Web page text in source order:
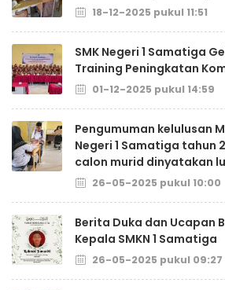
18-12-2025 pukul 11:51
SMK Negeri 1 Samatiga
Training Peningkatan
01-12-2025 pukul 14:59
Pengumuman kelulusan
Negeri 1 Samatiga tahun
calon murid dinyatakan
26-05-2025 pukul 10:00
Berita Duka dan Ucapan
Kepala SMKN 1 Samatiga
26-05-2025 pukul 09:27